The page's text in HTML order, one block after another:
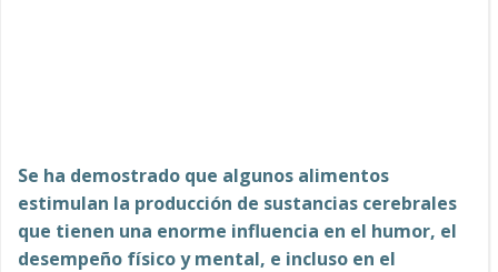
Se ha demostrado que algunos alimentos
estimulan la producción de sustancias cerebrales
que tienen una enorme influencia en el humor, el
desempeño físico y mental, e incluso en el